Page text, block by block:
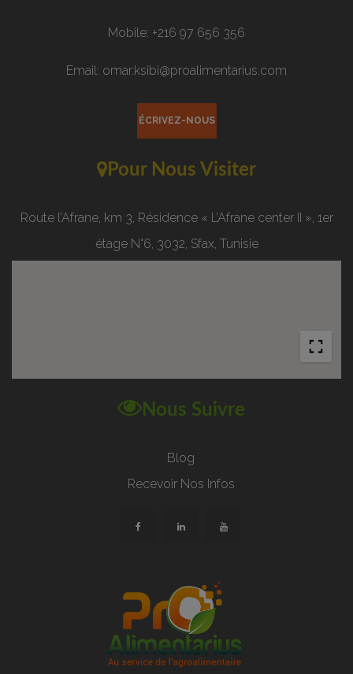
Mobile: +216 97 656 356
Email: omar.ksibi@proalimentarius.com
ÉCRIVEZ-NOUS
Pour Nous Visiter
Route l’Afrane, km 3, Résidence « L’Afrane center II », 1er
étage N°6, 3032, Sfax, Tunisie
Nous Suivre
Blog
Recevoir Nos Infos